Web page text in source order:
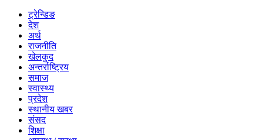
ट्रेन्डिङ
देश
अर्थ
राजनीति
खेलकुद
अन्तर्राष्ट्रिय
समाज
स्वास्थ्य
प्रदेश
स्थानीय खबर
संसद
शिक्षा